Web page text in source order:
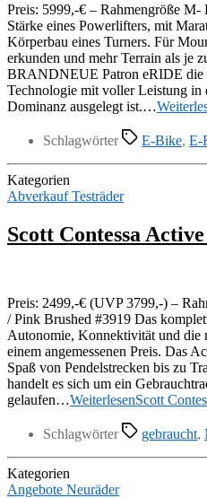
Preis: 5999,-€ – Rahmengröße
Stärke eines Powerlifters, mit
Körperbau eines Turners. Für
erkunden und mehr Terrain als je
BRANDNEUE Patron eRIDE die
Technologie mit voller Leistung in
Dominanz ausgelegt ist.…
Schlagwörter E-Bike, E-
Kategorien
Abverkauf Testräder
Scott Contessa
Preis: 2499,-€ (UVP 3799,-) –
/ Pink Brushed #3919 Das
Autonomie, Konnektivität und die
einem angemessenen Preis. Das
Spaß von Pendelstrecken bis zu
handelt es sich um ein
gelaufen…WeiterlesenScott
Schlagwörter gebraucht,
Kategorien
Angebote Neuräder